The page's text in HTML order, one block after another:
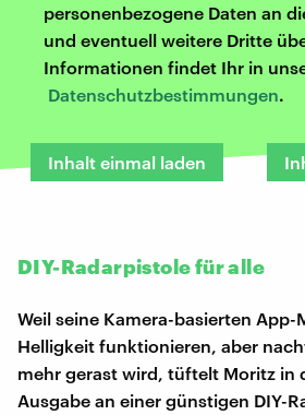
personenbezogene Daten an
und eventuell weitere Dritte
Informationen findet Ihr in
Datenschutzbestimmungen.
Inhalt einmal laden
DIY-Radarpistole für alle
Weil seine Kamera-basierten App-
Helligkeit funktionieren, aber
mehr gerast wird, tüftelt Moritz in
Ausgabe an einer günstigen DIY-